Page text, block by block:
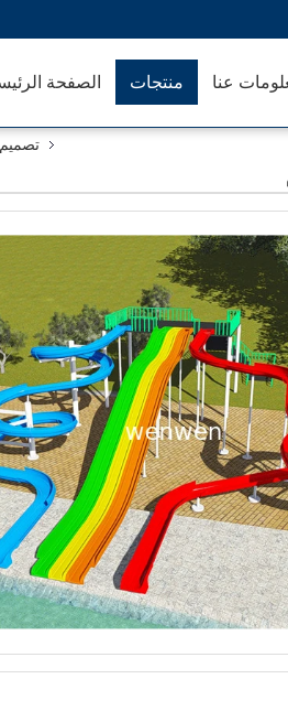
الصفحة منتجات عنا
تصميم